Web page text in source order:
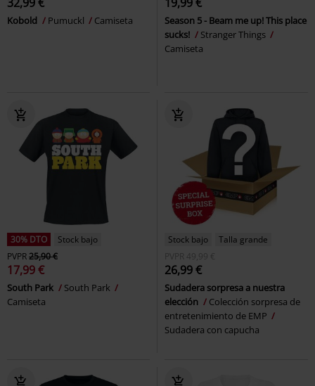
Kobold Pumuckl Camiseta
Season 5 - Beam me up! This place
sucks!
Stranger Things
Camiseta
30% DTO
Stock bajo
PVPR25,90 €
17,99 €
South Park
South Park
Camiseta
Stock bajo
Talla grande
PVPR 49,99 €
26,99 €
Sudadera sorpresa a nuestra
elección
Colección sorpresa de
entretenimiento de EMP
Sudadera con capucha